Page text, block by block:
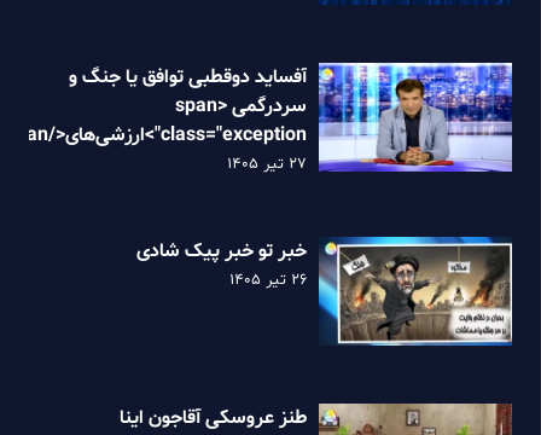
آفساید دوقطبی توافق یا جنگ و
سردرگمی <span
نظام
۲۷ تیر ۱۴۰۵
خبر تو خبر پیک شادی
۲۶ تیر ۱۴۰۵
طنز عروسکی آقاجون اینا